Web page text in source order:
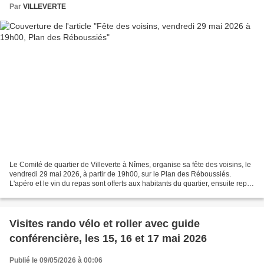
Par VILLEVERTE
Le Comité de quartier de Villeverte à Nîmes, organise sa fête des voisins, le
vendredi 29 mai 2026, à partir de 19h00, sur le Plan des Réboussiés.
L'apéro et le vin du repas sont offerts aux habitants du quartier, ensuite repas
Visites rando vélo et roller avec guide
conférencière, les 15, 16 et 17 mai 2026
Publié le 09/05/2026 à 00:06